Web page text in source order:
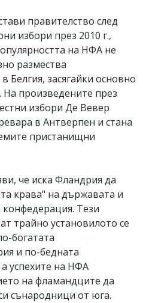
правителство след
избори през 2010 г.,
на НФА не
размества
Белгия, засягайки основно
произведените през
избори Де Вевер
в Антверпен и стана
пристанищни
че иска Фландрия да
крава" на държавата и
конфедерация. Тези
трайно установилото се
богатата
и по-бедната
успехите на НФА
на фламандците да
сънародници от юга.